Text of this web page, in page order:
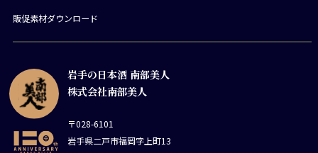
岩手の日本酒 南部美人
株式会社南部美人
〒028-6101
岩手県二戸市福岡字上町13
販促素材ダウンロード